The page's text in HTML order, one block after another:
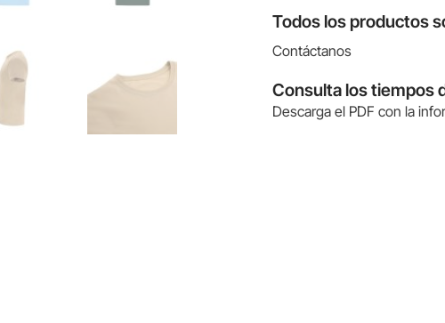
Todos los productos
Contáctanos
Consulta los tiempos
Descarga el PDF con la